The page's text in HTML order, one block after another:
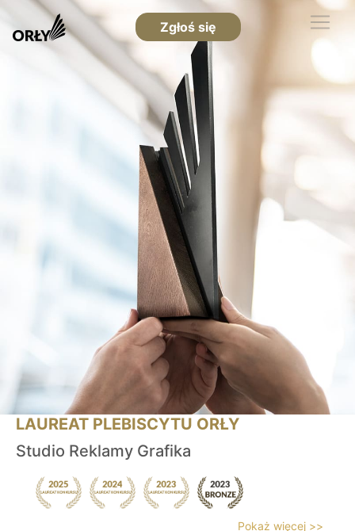
Zgłoś się
LAUREAT PLEBISCYTU ORŁY
Studio Reklamy Grafika
Pokaż więcej >>